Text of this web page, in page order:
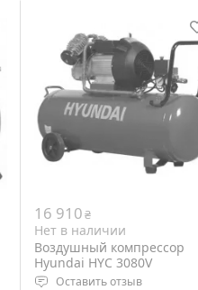
Рабочее давление: 8 Бар
Вес: 30 кг
16 910₴
Нет в наличии
Воздушный компрессор
Hyundai HYC 3080V
Оставить отзыв